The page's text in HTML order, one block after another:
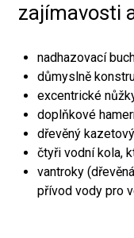
zajímavosti
nadhazovací
důmyslně
excentrické
doplňkové
dřevěný
čtyři vodní kola,
vantroky
přívod vody pro